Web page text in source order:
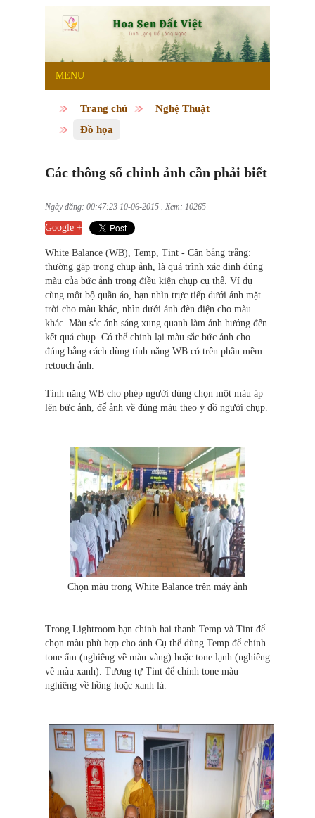
MENU
Trang chủ
Nghệ Thuật
Đồ họa
Các thông số chỉnh ảnh cần phải biết
Ngày đăng: 00:47:23 10-06-2015 . Xem: 10265
Google +
White Balance (WB), Temp, Tint - Cân bằng trắng:
thường gặp trong chụp ảnh, là quá trình xác định đúng
màu của bức ảnh trong điều kiện chụp cụ thể. Ví dụ
cùng một bộ quần áo, bạn nhìn trực tiếp dưới ánh mặt
trời cho màu khác, nhìn dưới ánh đèn điện cho màu
khác. Màu sắc ánh sáng xung quanh làm ảnh hưởng đến
kết quả chụp. Có thể chỉnh lại màu sắc bức ảnh cho
đúng bằng cách dùng tính năng WB có trên phần mềm
retouch ảnh.
Tính năng WB cho phép người dùng chọn một màu áp
lên bức ảnh, để ảnh về đúng màu theo ý đồ người chụp.
Chọn màu trong White Balance trên máy ảnh
Trong Lightroom bạn chỉnh hai thanh Temp và Tint để
chọn màu phù hợp cho ảnh.Cụ thể dùng Temp để chỉnh
tone ấm (nghiêng về màu vàng) hoặc tone lạnh (nghiêng
về màu xanh). Tương tự Tint để chỉnh tone màu
nghiêng về hồng hoặc xanh lá.